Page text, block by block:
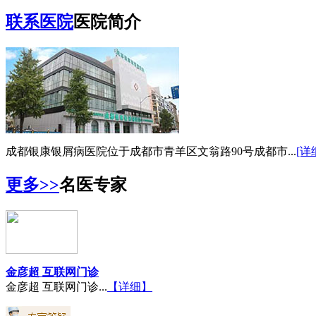
联系医院医院简介
成都银康银屑病医院位于成都市青羊区文翁路90号成都市...[详
更多>>名医专家
金彦超 互联网门诊
金彦超 互联网门诊... 【详细】